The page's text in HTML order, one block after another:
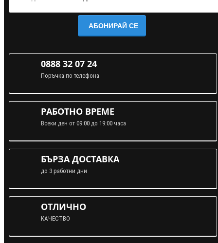
АБОНИРАЙ СЕ
0888 32 07 24
Поръчка по телефона
РАБОТНО ВРЕМЕ
Всеки ден от 09:00 до 19:00 часа
БЪРЗА ДОСТАВКА
до 3 работни дни
ОТЛИЧНО
КАЧЕСТВО